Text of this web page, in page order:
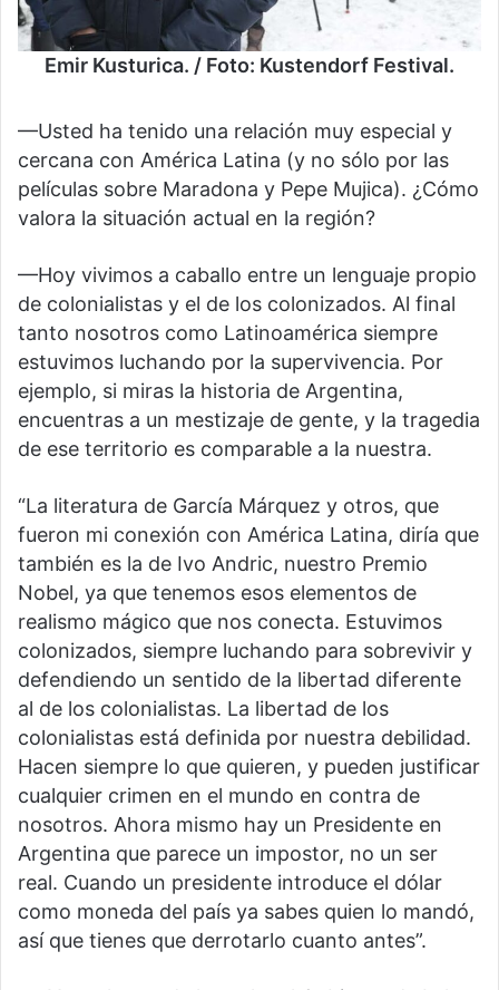
Emir Kusturica. / Foto: Kustendorf Festival.
—Usted ha tenido una relación muy especial y
cercana con América Latina (y no sólo por las
películas sobre Maradona y Pepe Mujica). ¿Cómo
valora la situación actual en la región?
—Hoy vivimos a caballo entre un lenguaje propio
de colonialistas y el de los colonizados. Al final
tanto nosotros como Latinoamérica siempre
estuvimos luchando por la supervivencia. Por
ejemplo, si miras la historia de Argentina,
encuentras a un mestizaje de gente, y la tragedia
de ese territorio es comparable a la nuestra.
“La literatura de García Márquez y otros, que
fueron mi conexión con América Latina, diría que
también es la de Ivo Andric, nuestro Premio
Nobel, ya que tenemos esos elementos de
realismo mágico que nos conecta. Estuvimos
colonizados, siempre luchando para sobrevivir y
defendiendo un sentido de la libertad diferente
al de los colonialistas. La libertad de los
colonialistas está definida por nuestra debilidad.
Hacen siempre lo que quieren, y pueden justificar
cualquier crimen en el mundo en contra de
nosotros. Ahora mismo hay un Presidente en
Argentina que parece un impostor, no un ser
real. Cuando un presidente introduce el dólar
como moneda del país ya sabes quien lo mandó,
así que tienes que derrotarlo cuanto antes”.